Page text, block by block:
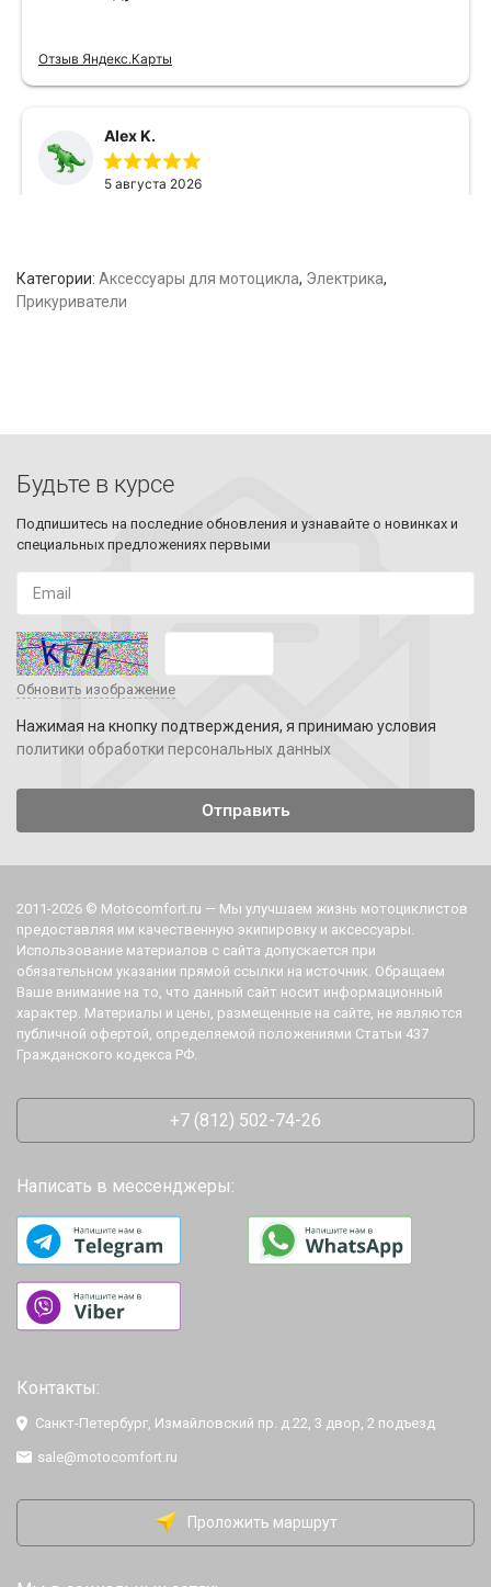
Категории: Аксессуары для мотоцикла, Электрика,
Прикуриватели
Будьте в курсе
Подпишитесь на последние обновления и узнавайте о новинках и
специальных предложениях первыми
Обновить изображение
Нажимая на кнопку подтверждения, я принимаю условия
политики обработки персональных данных
2011-2026 © Motocomfort.ru — Мы улучшаем жизнь мотоциклистов
предоставляя им качественную экипировку и аксессуары.
Использование материалов с сайта допускается при
обязательном указании прямой ссылки на источник. Обращаем
Ваше внимание на то, что данный сайт носит информационный
характер. Материалы и цены, размещенные на сайте, не являются
публичной офертой, определяемой положениями Статьи 437
Гражданского кодекса РФ.
+7 (812) 502-74-26
Написать в мессенджеры:
Контакты:
Санкт-Петербург, Измайловский пр. д.22, 3 двор, 2 подъезд
sale@motocomfort.ru
Проложить маршрут